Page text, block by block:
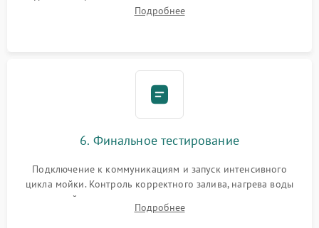
сборка корпуса и установка датчика поплавка.
Подробнее
6. Финальное тестирование
Подключение к коммуникациям и запуск интенсивного
цикла мойки. Контроль корректного залива, нагрева воды
до нужной температуры, отсутствия посторонних шумов,
штатного слива и абсолютной сухости в поддоне.
Подробнее